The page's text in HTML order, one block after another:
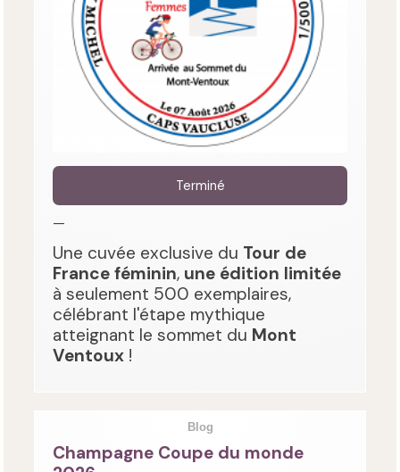
Terminé
—
Une cuvée exclusive du Tour de
France féminin, une édition limitée
à seulement 500 exemplaires,
célébrant l'étape mythique
atteignant le sommet du Mont
Ventoux !
Blog
Champagne Coupe du monde